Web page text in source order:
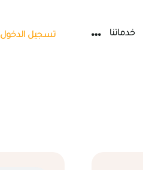
خدماتنا تسجيل الدخول